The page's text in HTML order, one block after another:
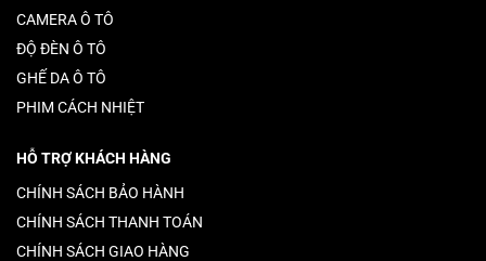
CAMERA Ô TÔ
ĐỘ ĐÈN Ô TÔ
GHẾ DA Ô TÔ
PHIM CÁCH NHIỆT
HỖ TRỢ KHÁCH HÀNG
CHÍNH SÁCH BẢO HÀNH
CHÍNH SÁCH THANH TOÁN
CHÍNH SÁCH GIAO HÀNG